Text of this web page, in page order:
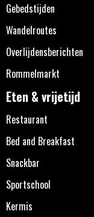
Gebedstijden
Wandelroutes
Overlijdensberichten
Rommelmarkt
Eten & vrijetijd
Restaurant
Bed and Breakfast
Snackbar
Sportschool
Kermis